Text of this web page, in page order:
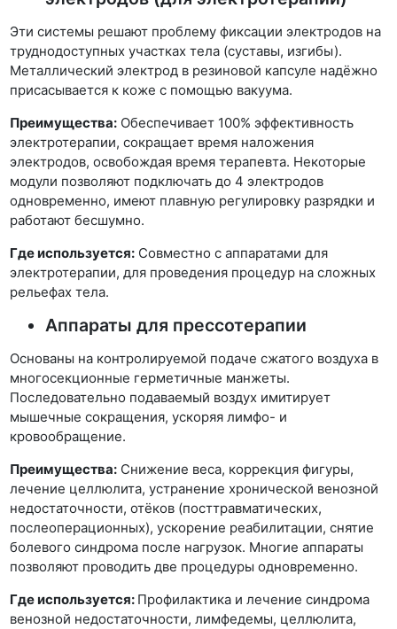
Эти системы решают проблему фиксации электродов на
труднодоступных участках тела (суставы, изгибы).
Металлический электрод в резиновой капсуле надёжно
присасывается к коже с помощью вакуума.
Преимущества: Обеспечивает 100% эффективность
электротерапии, сокращает время наложения
электродов, освобождая время терапевта. Некоторые
модули позволяют подключать до 4 электродов
одновременно, имеют плавную регулировку разрядки и
работают бесшумно.
Где используется: Совместно с аппаратами для
электротерапии, для проведения процедур на сложных
рельефах тела.
Аппараты для прессотерапии
Основаны на контролируемой подаче сжатого воздуха в
многосекционные герметичные манжеты.
Последовательно подаваемый воздух имитирует
мышечные сокращения, ускоряя лимфо- и
кровообращение.
Преимущества: Снижение веса, коррекция фигуры,
лечение целлюлита, устранение хронической венозной
недостаточности, отёков (посттравматических,
послеоперационных), ускорение реабилитации, снятие
болевого синдрома после нагрузок. Многие аппараты
позволяют проводить две процедуры одновременно.
Где используется: Профилактика и лечение синдрома
венозной недостаточности, лимфедемы, целлюлита,